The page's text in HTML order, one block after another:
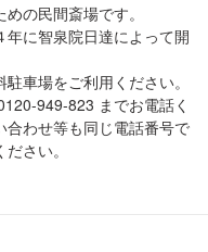
の民間斎場です。
に智泉院日達によって開
車場をご利用ください。
949-823 までお電話く
合わせ等も同じ電話番号で
さい。